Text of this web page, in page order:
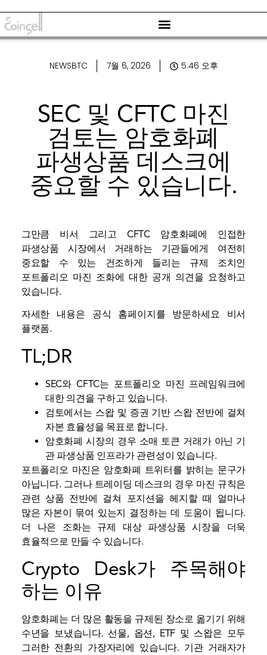
NEWSBTC 7월 6, 2026 5:46 오후
SEC 및 CFTC 마진
검토는 암호화폐
파생상품 데스크에
중요할 수 있습니다.
그만큼 비서 그리고 CFTC 암호화폐에 인접한
파생상품 시장에서 거래하는 기관들에게 여전히
중요할 수 있는 건조하게 들리는 규제 조치인
포트폴리오 마진 조화에 대한 공개 의견을 요청하고
있습니다.
자세한 내용은 공식 홈페이지를 방문하세요 비서
플랫폼.
TL;DR
SEC와 CFTC는 포트폴리오 마진 프레임워크에
대한 의견을 구하고 있습니다.
검토에서는 스왑 및 증권 기반 스왑 전반에 걸쳐
자본 효율성을 목표로 합니다.
암호화폐 시장의 경우 소매 토큰 거래가 아닌 기
관 파생상품 인프라가 관련성이 있습니다.
포트폴리오 마진은 암호화폐 트위터를 밝히는 문구가
아닙니다. 그러나 트레이딩 데스크의 경우 마진 규칙은
관련 상품 전반에 걸쳐 포지션을 헤지할 때 얼마나
많은 자본이 묶여 있는지 결정하는 데 도움이 됩니다.
더 나은 조화는 규제 대상 파생상품 시장을 더욱
효율적으로 만들 수 있습니다.
Crypto Desk가 주목해야
하는 이유
암호화폐는 더 많은 활동을 규제된 장소로 옮기기 위해
수년을 보냈습니다. 선물, 옵션, ETF 및 스왑은 모두
그러한 전환의 가장자리에 있습니다. 기관 거래자가